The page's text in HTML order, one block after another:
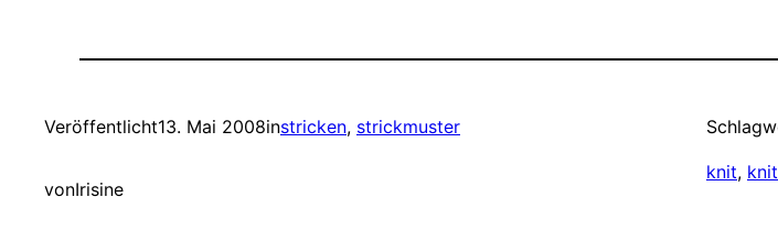
Veröffentlicht13. Mai 2008instricken, strickmuster
vonIrisine
knit,